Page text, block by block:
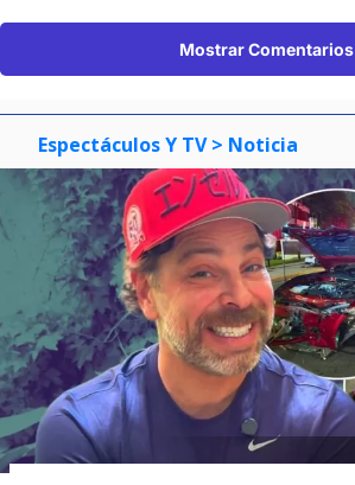
Mostrar Comentarios
Espectáculos Y TV > Noticia